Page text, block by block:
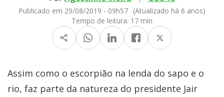
Publicado em 29/08/2019 - 09h57 (Atualizado há 6 anos)
Tempo de leitura: 17 min
Assim como o escorpião na lenda do sapo e o
rio, faz parte da natureza do presidente Jair